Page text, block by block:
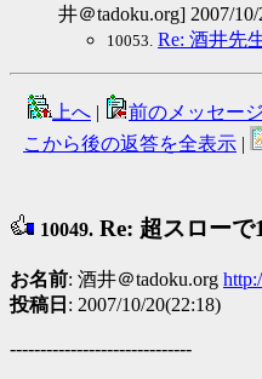
井＠tadoku.org] 2007/
10053. Re: 酒井先
上へ | 前のメッセー
こから後の返答を全表示 |
10049. Re: 超スローで
お名前: 酒井＠tadoku.org
投稿日 : 2007/10/20(22:18)
------------------------------